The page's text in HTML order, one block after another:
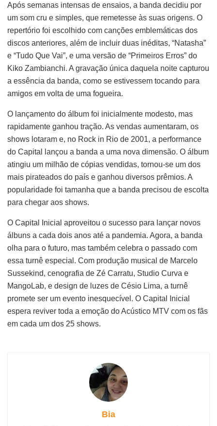
Após semanas intensas de ensaios, a banda decidiu por
um som cru e simples, que remetesse às suas origens. O
repertório foi escolhido com canções emblemáticas dos
discos anteriores, além de incluir duas inéditas, “Natasha”
e “Tudo Que Vai”, e uma versão de “Primeiros Erros” do
Kiko Zambianchi. A gravação única daquela noite capturou
a essência da banda, como se estivessem tocando para
amigos em volta de uma fogueira.
O lançamento do álbum foi inicialmente modesto, mas
rapidamente ganhou tração. As vendas aumentaram, os
shows lotaram e, no Rock in Rio de 2001, a performance
do Capital lançou a banda a uma nova dimensão. O álbum
atingiu um milhão de cópias vendidas, tornou-se um dos
mais pirateados do país e ganhou diversos prêmios. A
popularidade foi tamanha que a banda precisou de escolta
para chegar aos shows.
O Capital Inicial aproveitou o sucesso para lançar novos
álbuns a cada dois anos até a pandemia. Agora, a banda
olha para o futuro, mas também celebra o passado com
essa turnê especial. Com produção musical de Marcelo
Sussekind, cenografia de Zé Carratu, Studio Curva e
MangoLab, e design de luzes de Césio Lima, a turnê
promete ser um evento inesquecível. O Capital Inicial
espera reviver toda a emoção do Acústico MTV com os fãs
em cada um dos 25 shows.
Bia